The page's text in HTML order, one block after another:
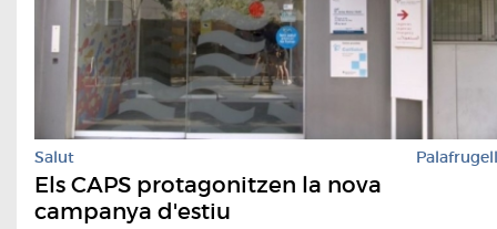
Salut Palafrugell
Els CAPS protagonitzen la nova
campanya d'estiu